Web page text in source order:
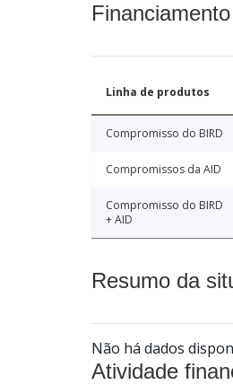
Linha de produtos
Compromisso do BIRD
Compromissos da AID
Compromisso do BIRD
+ AID
Resumo da
Não há dados
Atividade